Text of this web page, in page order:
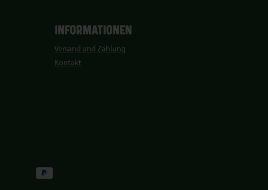
INFORMATIONEN
Versand und Zahlung
Kontakt